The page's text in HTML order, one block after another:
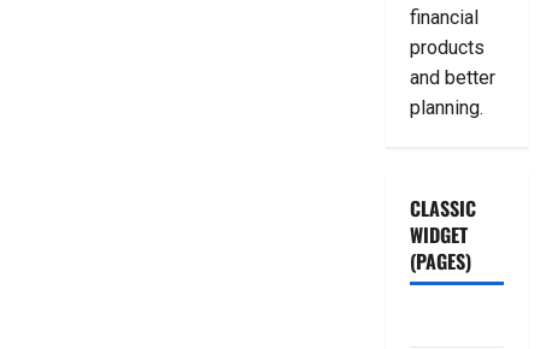
financial
products
and better
planning.
CLASSIC
WIDGET
(PAGES)